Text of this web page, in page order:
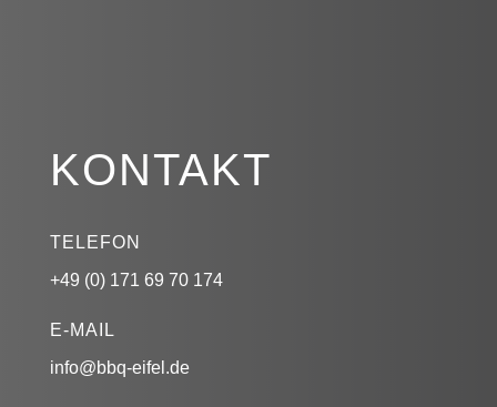
KONTAKT
TELEFON
+49 (0) 171 69 70 174
E-MAIL
info@bbq-eifel.de